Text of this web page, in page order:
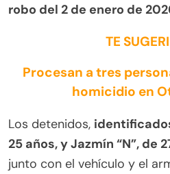
robo del 2 de enero de
TE
Procesan a tres
homicidio en
Los detenidos,
25 años, y Jazmín “N”, de
junto con el vehículo y el